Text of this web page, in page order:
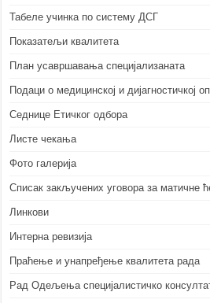
Табеле учинка по систему ДСГ
Показатељи квалитета
План усавршавања специјализаната
Подаци о медицинској и дијагностичкој
Седнице Етичког одбора
Листе чекања
Фото галерија
Списак закључених уговора за матичне
Линкови
Интерна ревизија
Праћење и унапређење квалитета рада
Рад Одељења специјалистичко